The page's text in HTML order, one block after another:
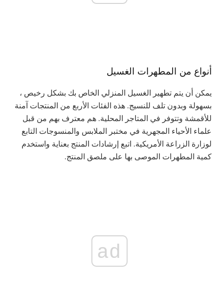
أنواع من المطهرات الغسيل
يمكن أن يتم تطهير الغسيل المنزلي الخاص بك بشكل رخيص ،
بسهولة وبدون تلف للنسيج. هذه الفئات الأربع من المنتجات آمنة
للأقمشة وتتوفر في المتاجر المحلية. هم معترف بهم من قبل
علماء الأحياء المجهرية في مختبر الملابس والمنسوجات التابع
لوزارة الزراعة الأمريكية. اتبع إرشادات المنتج بعناية واستخدم
كمية المطهرات الموصى بها على ملصق المنتج.
ad